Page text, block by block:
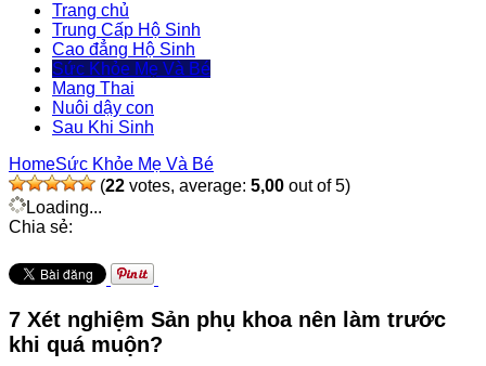
Trang chủ
Trung Cấp Hộ Sinh
Cao đẳng Hộ Sinh
Sức Khỏe Mẹ Và Bé
Mang Thai
Nuôi dậy con
Sau Khi Sinh
HomeSức Khỏe Mẹ Và Bé
(22 votes, average: 5,00 out of 5)
Loading...
Chia sẻ:
7 Xét nghiệm Sản phụ khoa nên làm trước
khi quá muộn?